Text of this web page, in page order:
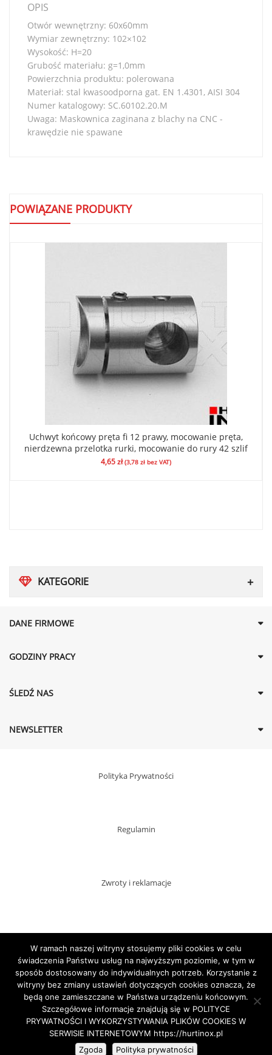
KATEGORIE
OPIS
Otwór wewnętrzny: 60x60mm
Wymiar zewnętrzny: 102×102
Wysokość: H=20
Grubość materiału: g=1,0mm
Powierzchnia produktu: polerowana
Materiał: stal kwasoodporna gat. EN 1.4301, AISI 304
Numer katalogowy: SC.60102.20.M
Uwaga: Maskownica zaginana z blachy na CNC -
krawędzie nie spawane
POWIĄZANE PRODUKTY
Uchwyt końcowy pręta fi 12 prawy, mocowanie pręta,
nierdzewna przelotka rurki, mocowanie do rury 42 szlif
4,65zł (3,78 zł bez VAT)
DANE FIRMOWE
GODZINY PRACY
ŚLEDŹ NAS
NEWSLETTER
Polityka Prywatności
Regulamin
Zwroty i reklamacje
Dostawy
Płatności
Copyright HURTINOX.PL 2020
W ramach naszej witryny stosujemy pliki cookies w celu
świadczenia Państwu usług na najwyższym poziomie, w tym w
sposób dostosowany do indywidualnych potrzeb. Korzystanie z
witryny bez zmiany ustawień dotyczących cookies oznacza, że
będą one zamieszczane w Państwa urządzeniu końcowym.
Szczegółowe informacje znajdują się w POLITYCE
PRYWATNOŚCI I WYKORZYSTYWANIA PLIKÓW COOKIES W
SERWISIE INTERNETOWYM https://hurtinox.pl
Zgoda
Polityka prywatności